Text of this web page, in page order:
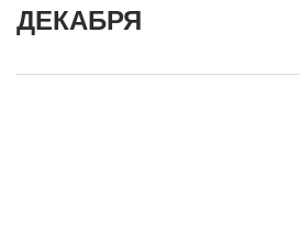
ДЕКАБРЯ